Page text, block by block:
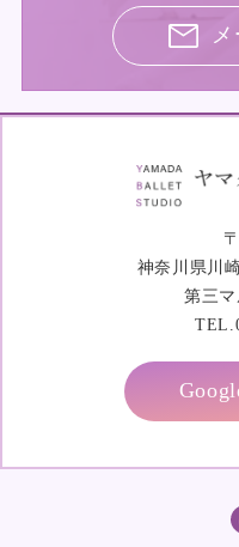
神奈川県川
第三